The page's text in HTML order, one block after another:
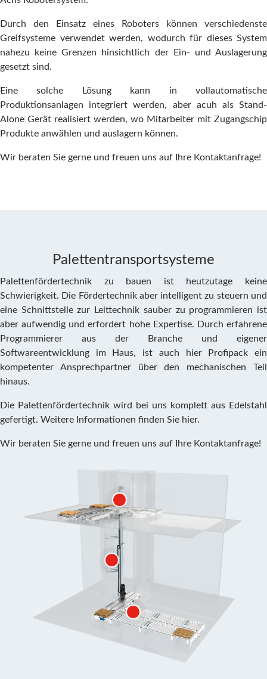
Durch den Einsatz eines Roboters können verschiedenste
Greifsysteme verwendet werden, wodurch für dieses System
nahezu keine Grenzen hinsichtlich der Ein- und Auslagerung
gesetzt sind.
Eine solche Lösung kann in vollautomatische
Produktionsanlagen integriert werden, aber acuh als Stand-
Alone Gerät realisiert werden, wo Mitarbeiter mit Zugangschip
Produkte anwählen und auslagern können.
Wir beraten Sie gerne und freuen uns auf Ihre Kontaktanfrage!
Palettentransportsysteme
Palettenfördertechnik zu bauen ist heutzutage keine
Schwierigkeit. Die Fördertechnik aber intelligent zu steuern und
eine Schnittstelle zur Leittechnik sauber zu programmieren ist
aber aufwendig und erfordert hohe Expertise. Durch erfahrene
Programmierer aus der Branche und eigener
Softwareentwicklung im Haus, ist auch hier Profipack ein
kompetenter Ansprechpartner über den mechanischen Teil
hinaus.
Die Palettenfördertechnik wird bei uns komplett aus Edelstahl
gefertigt. Weitere Informationen finden Sie hier.
Wir beraten Sie gerne und freuen uns auf Ihre Kontaktanfrage!